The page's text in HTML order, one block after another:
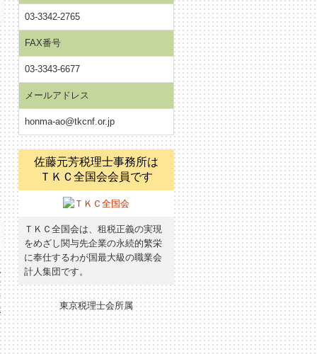
03-3342-2765
FAX番号
03-3343-6677
メールアドレス
honma-ao@tkcnf.or.jp
佐藤元芳税理士事務所は
ＴＫＣ全国会会員です
ＴＫＣ全国会は、租税正義の実現
をめざし関与先企業の永続的繁栄
に奉仕するわが国最大級の職業会
計人集団です。
東京税理士会所属